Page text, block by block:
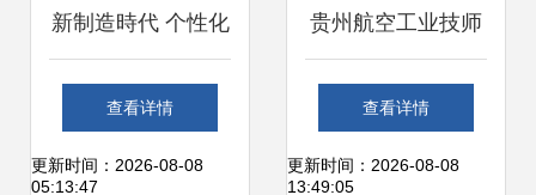
新制造時代 个性化
需求与人机协作如
何重塑工厂格局
查看详情
更新时间：2026-08-08
05:13:47
贵州航空工业技师
学院专业设置与就
业前景解析 电脑软
查看详情
更新时间：2026-08-08
13:49:05